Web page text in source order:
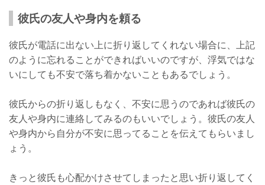
彼氏の友人や身内を頼る
彼氏が電話に出ない上に折り返してくれない場合に、上記
のように忘れることができればいいのですが、浮気ではな
いにしても不安で落ち着かないこともあるでしょう。
彼氏からの折り返しもなく、不安に思うのであれば彼氏の
友人や身内に連絡してみるのもいいでしょう。彼氏の友人
や身内から自分が不安に思ってることを伝えてもらいまし
ょう。
きっと彼氏も心配かけさせてしまったと思い折り返してく